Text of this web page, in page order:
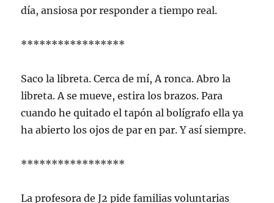
día, ansiosa por responder a tiempo real.
*****************
Saco la libreta. Cerca de mí, A ronca. Abro la
libreta. A se mueve, estira los brazos. Para
cuando he quitado el tapón al bolígrafo ella ya
ha abierto los ojos de par en par. Y así siempre.
*****************
La profesora de J2 pide familias voluntarias